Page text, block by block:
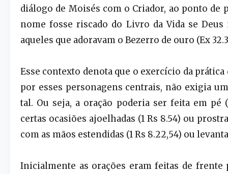
diálogo de Moisés com o Criador, ao ponto de
nome fosse riscado do Livro da Vida se Deus
aqueles que adoravam o Bezerro de ouro (Ex
Esse contexto denota que o exercício da
por esses personagens centrais, não exigia
tal. Ou seja, a oração poderia ser feita em pé
certas ocasiões ajoelhadas (1 Rs 8.54) ou
com as mãos estendidas (1 Rs 8.22,54) ou
Inicialmente as orações eram feitas de frente